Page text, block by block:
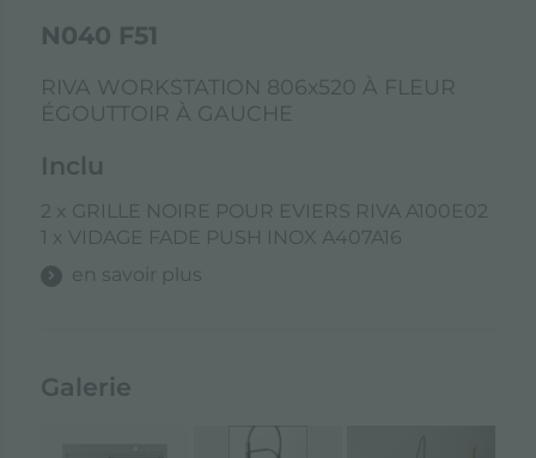
N040 F51
RIVA WORKSTATION 806x520 À FLEUR
ÉGOUTTOIR À GAUCHE
Inclu
2 x GRILLE NOIRE POUR EVIERS RIVA A100E02
1 x VIDAGE FADE PUSH INOX A407A16
en savoir plus
Galerie